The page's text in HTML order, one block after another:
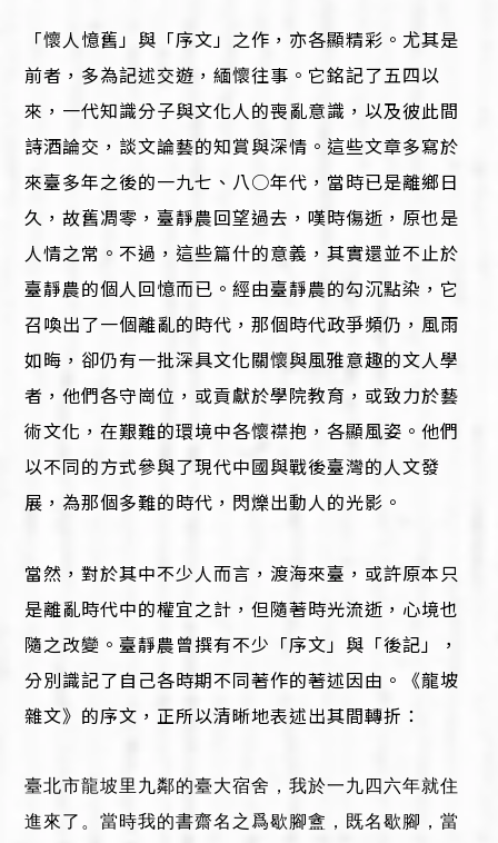
「懷人憶舊」與「序文」之作，亦各顯精彩。尤其是
前者，多為記述交遊，緬懷往事。它銘記了五四以
來，一代知識分子與文化人的喪亂意識，以及彼此間
詩酒論交，談文論藝的知賞與深情。這些文章多寫於
來臺多年之後的一九七、八○年代，當時已是離鄉日
久，故舊凋零，臺靜農回望過去，嘆時傷逝，原也是
人情之常。不過，這些篇什的意義，其實還並不止於
臺靜農的個人回憶而已。經由臺靜農的勾沉點染，它
召喚出了一個離亂的時代，那個時代政爭頻仍，風雨
如晦，卻仍有一批深具文化關懷與風雅意趣的文人學
者，他們各守崗位，或貢獻於學院教育，或致力於藝
術文化，在艱難的環境中各懷襟抱，各顯風姿。他們
以不同的方式參與了現代中國與戰後臺灣的人文發
展，為那個多難的時代，閃爍出動人的光影。
當然，對於其中不少人而言，渡海來臺，或許原本只
是離亂時代中的權宜之計，但隨著時光流逝，心境也
隨之改變。臺靜農曾撰有不少「序文」與「後記」，
分別識記了自己各時期不同著作的著述因由。《龍坡
雜文》的序文，正所以清晰地表述出其間轉折：
臺北市龍坡里九鄰的臺大宿舍，我於一九四六年就住
進來了。當時我的書齋名之爲歇腳盦，既名歇腳，當